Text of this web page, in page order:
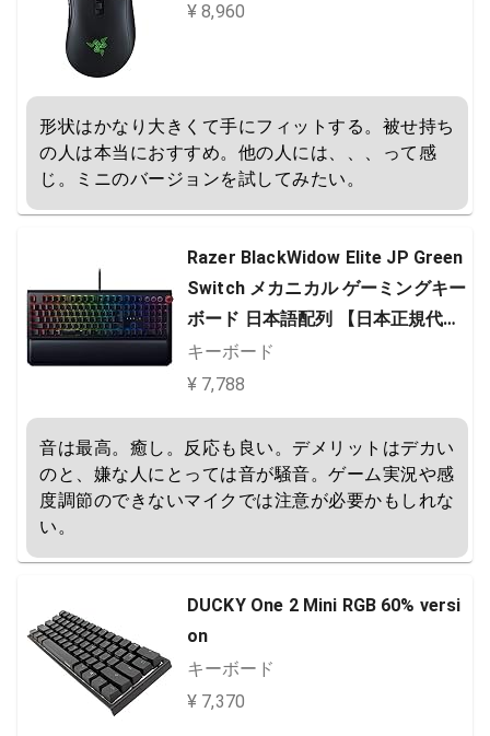
¥ 8,960
形状はかなり大きくて手にフィットする。被せ持ち
の人は本当におすすめ。他の人には、、、って感
じ。ミニのバージョンを試してみたい。
Razer BlackWidow Elite JP Green
Switch メカニカル ゲーミングキー
ボード 日本語配列 【日本正規代理
店保証品】 RZ03-02620800-R3J1
ブラック
キーボード
¥ 7,788
音は最高。癒し。反応も良い。デメリットはデカい
のと、嫌な人にとっては音が騒音。ゲーム実況や感
度調節のできないマイクでは注意が必要かもしれな
い。
DUCKY One 2 Mini RGB 60% versi
on
キーボード
¥ 7,370